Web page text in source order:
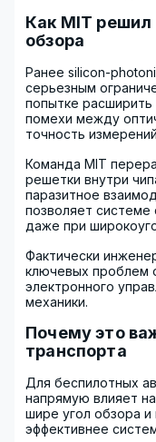
Как MIT решил
обзора
Ранее silicon-
серьезным
попытке расширить
помехи между
точность
Команда MIT
решетки внутри
паразитное
позволяет системе
даже при
Фактически
ключевых проблем
электронного
механики.
Почему это
транспорта
Для беспилотных
напрямую влияет
шире угол обзора
эффективнее